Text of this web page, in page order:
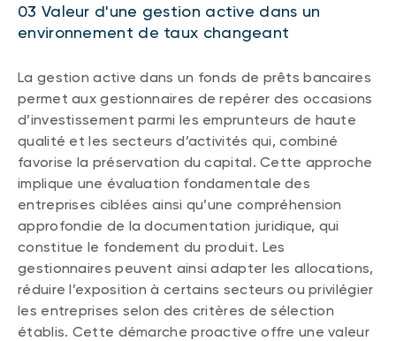
03 Valeur d'une gestion active dans un
environnement de taux changeant
La gestion active dans un fonds de prêts bancaires
permet aux gestionnaires de repérer des occasions
d’investissement parmi les emprunteurs de haute
qualité et les secteurs d’activités qui, combiné
favorise la préservation du capital. Cette approche
implique une évaluation fondamentale des
entreprises ciblées ainsi qu’une compréhension
approfondie de la documentation juridique, qui
constitue le fondement du produit. Les
gestionnaires peuvent ainsi adapter les allocations,
réduire l’exposition à certains secteurs ou privilégier
les entreprises selon des critères de sélection
établis. Cette démarche proactive offre une valeur